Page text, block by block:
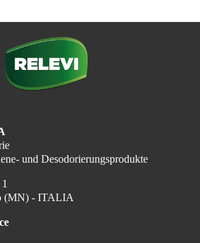
und Desodorierungsprodukte
(MN) - ITALIA